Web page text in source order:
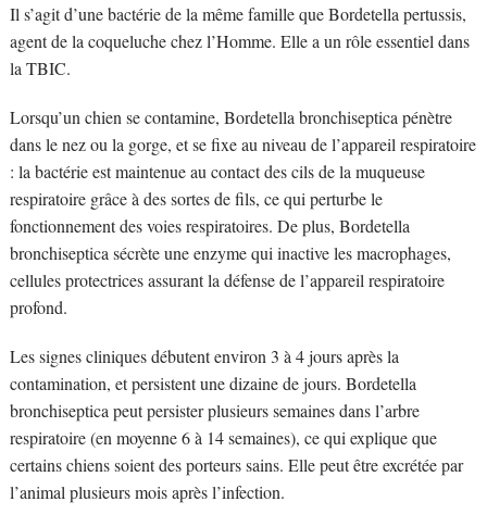
Il s’agit d’une bactérie de la même famille que Bordetella pertussis,
agent de la coqueluche chez l’Homme. Elle a un rôle essentiel dans
la TBIC.
Lorsqu’un chien se contamine, Bordetella bronchiseptica pénètre
dans le nez ou la gorge, et se fixe au niveau de l’appareil respiratoire
: la bactérie est maintenue au contact des cils de la muqueuse
respiratoire grâce à des sortes de fils, ce qui perturbe le
fonctionnement des voies respiratoires. De plus, Bordetella
bronchiseptica sécrète une enzyme qui inactive les macrophages,
cellules protectrices assurant la défense de l’appareil respiratoire
profond.
Les signes cliniques débutent environ 3 à 4 jours après la
contamination, et persistent une dizaine de jours. Bordetella
bronchiseptica peut persister plusieurs semaines dans l’arbre
respiratoire (en moyenne 6 à 14 semaines), ce qui explique que
certains chiens soient des porteurs sains. Elle peut être excrétée par
l’animal plusieurs mois après l’infection.